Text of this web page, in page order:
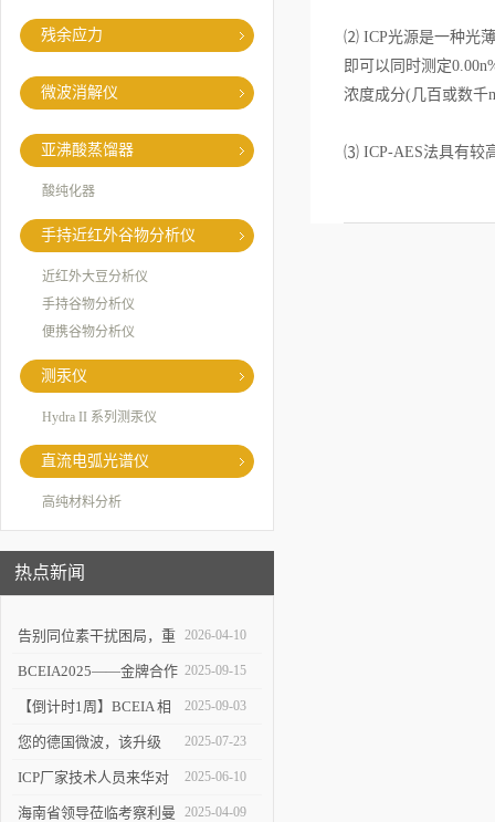
残余应力
微波消解仪
亚沸酸蒸馏器
酸纯化器
手持近红外谷物分析仪
近红外大豆分析仪
手持谷物分析仪
便携谷物分析仪
测汞仪
Hydra II 系列测汞仪
直流电弧光谱仪
高纯材料分析
热点新闻
告别同位素干扰困局，重
塑 ICP-MS 分析新境界！
2026-04-10
BCEIA2025——金牌合作
伙伴的见证
2025-09-15
【倒计时1周】BCEIA 相
约利曼 不见不散 9.10-12
2025-09-03
您的德国微波，该升级
了！
2025-07-23
ICP厂家技术人员来华对
利曼进行培训
2025-06-10
海南省领导莅临考察利曼 2025-04-09
⑵ ICP光源是一种光
即可以同时测定
浓度成分(几百或数千
⑶ ICP-AES法具有较